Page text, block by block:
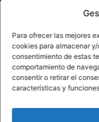
Para ofrecer las mejores
cookies para almacenar
consentimiento de estas
comportamiento de
consentir o retirar el
características y